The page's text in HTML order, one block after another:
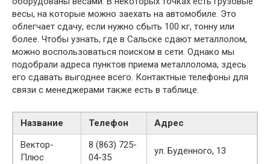
весы, на которые можно заехать на автомобиле. Это
облегчает сдачу, если нужно сбыть 100 кг, тонну или
более. Чтобы узнать, где в Сальске сдают металлолом,
можно воспользоваться поиском в сети. Однако мы
подобрали адреса пунктов приема металлолома, здесь
его сдавать выгоднее всего. Контактные телефоны для
связи с менеджерами также есть в таблице.
Название Телефон
Адрес
Вектор-
Плюс
8 (863) 725-
04-35
ул. Буденного, 13